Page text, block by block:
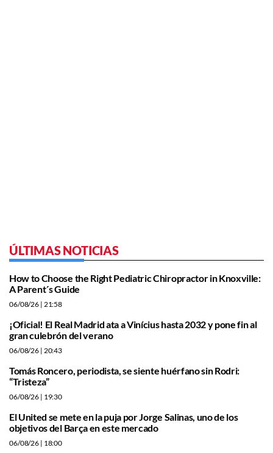
ÚLTIMAS NOTICIAS
How to Choose the Right Pediatric Chiropractor in Knoxville:
A Parent´s Guide
06/08/26 | 21:58
¡Oficial! El Real Madrid ata a Vinícius hasta 2032 y pone fin al
gran culebrón del verano
06/08/26 | 20:43
Tomás Roncero, periodista, se siente huérfano sin Rodri:
“Tristeza”
06/08/26 | 19:30
El United se mete en la puja por Jorge Salinas, uno de los
objetivos del Barça en este mercado
06/08/26 | 18:00